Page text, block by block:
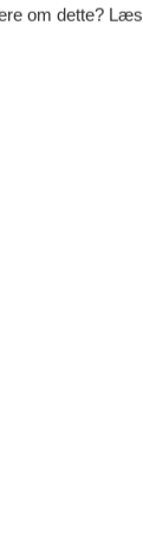
om dette? Læs